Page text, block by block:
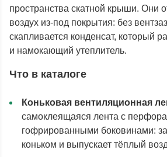
пространства скатной крыши. Они
воздух из-под покрытия: без
скапливается конденсат, который
и намокающий утеплитель.
Что в каталоге
Коньковая вентиляционная
самоклеящаяся лента с
гофрированными боковинами:
коньком и выпускает тёплый